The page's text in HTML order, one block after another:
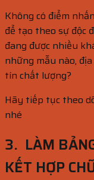
Không có điểm
để tạo theo sự độc
đang được nhiều
những mẫu nào,
tín chất lượng?
Hãy tiếp tục theo
nhé
3. LÀM
KẾT HỢP